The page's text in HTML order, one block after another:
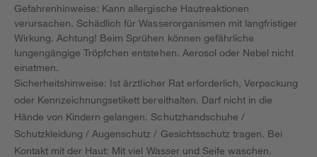
Gefahrenhinweise: Kann allergische Hautreaktionen
verursachen. Schädlich für Wasserorganismen mit langfristiger
Wirkung. Achtung! Beim Sprühen können gefährliche
lungengängige Tröpfchen entstehen. Aerosol oder Nebel nicht
einatmen.
Sicherheitshinweise: Ist ärztlicher Rat erforderlich, Verpackung
oder Kennzeichnungsetikett bereithalten. Darf nicht in die
Hände von Kindern gelangen. Schutzhandschuhe /
Schutzkleidung / Augenschutz / Gesichtsschutz tragen. Bei
Kontakt mit der Haut: Mit viel Wasser und Seife waschen.